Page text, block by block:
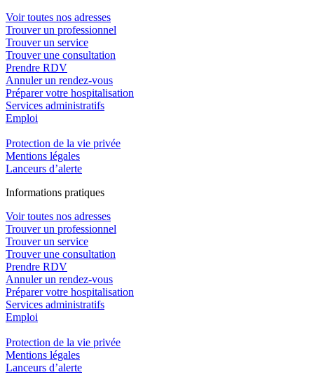
Voir toutes nos adresses
Trouver un professionnel
Trouver un service
Trouver une consultation
Prendre RDV
Annuler un rendez-vous
Préparer votre hospitalisation
Services administratifs
Emploi​
Protection de la vie privée
Mentions légales
Lanceurs d’alerte
Informations pratiques
Voir toutes nos adresses
Trouver un professionnel
Trouver un service
Trouver une consultation
Prendre RDV
Annuler un rendez-vous
Préparer votre hospitalisation
Services administratifs
Emploi​
Protection de la vie privée
Mentions légales
Lanceurs d’alerte